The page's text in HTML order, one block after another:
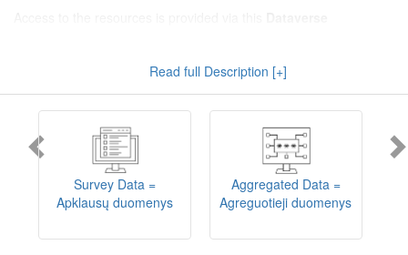
implemented). LiDA curates different types of resources and they
are published into catalogues according to the type:Survey Data,
Interview Data,Aggregated Data
(including Historical Statistics),
, andEncoded Data
(including News Media Studies).
Also, LiDA holds collections of data produced in large national
projets (
Large Project Data
) as well as social sciences and
humanities data deposited by Lithuanian science and higher
education institutions and Lithuanian governmental institutions
Depositors interested in deposit of their data into the LiDA
Read full Description [+]
Survey Data =
Apklausų duomenys
Aggregated Data =
Agreguotieji duomenys